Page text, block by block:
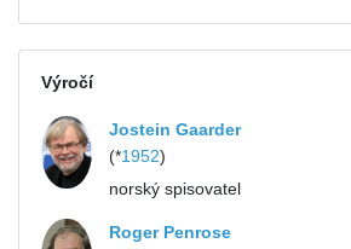
Výročí
Jostein Gaarder
(*1952)
norský spisovatel
Roger Penrose